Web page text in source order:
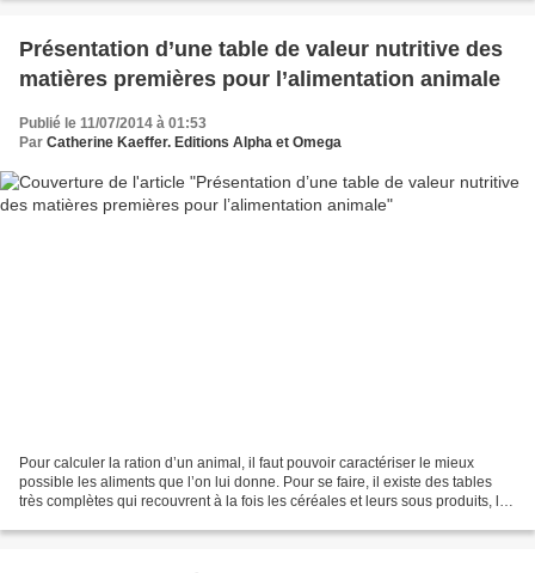
Présentation d’une table de valeur nutritive des
matières premières pour l’alimentation animale
Publié le 11/07/2014 à 01:53
Par Catherine Kaeffer. Editions Alpha et Omega
Pour calculer la ration d’un animal, il faut pouvoir caractériser le mieux
possible les aliments que l’on lui donne. Pour se faire, il existe des tables
très complètes qui recouvrent à la fois les céréales et leurs sous produits, les